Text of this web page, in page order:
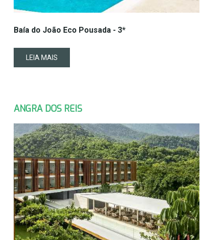
Baía do João Eco Pousada - 3*
LEIA MAIS
ANGRA DOS REIS